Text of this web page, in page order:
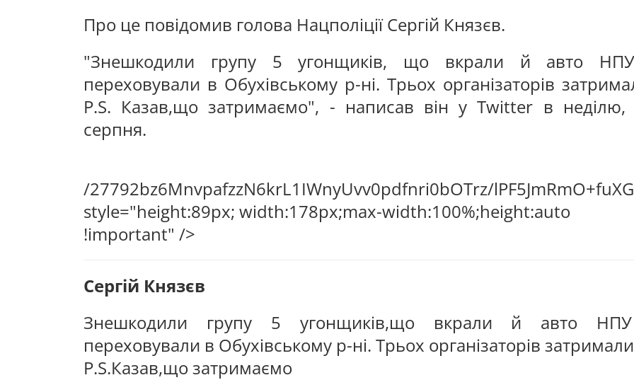
Про це повідомив голова Нацполіції Сергій Князєв.
"Знешкодили групу 5 угонщиків, що вкрали й авто
переховували в Обухівському р-ні. Трьох організаторів
P.S. Казав,що затримаємо", - написав він у Twitter в неділю,
серпня.
/
Сергій Князєв
Знешкодили групу 5 угонщиків,що вкрали й авто
переховували в Обухівському р-ні. Трьох організаторів
P.S.Казав,що затримаємо